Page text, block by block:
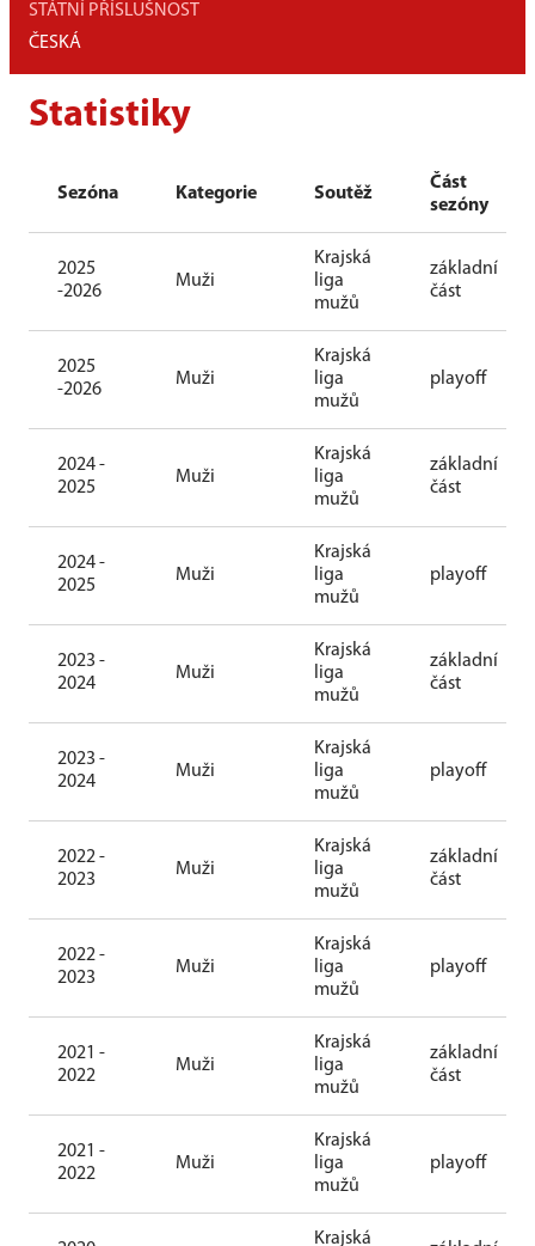
STÁTNÍ PŘÍSLUŠNOST
ČESKÁ
Statistiky
Sezóna Kategorie Soutěž
Část
sezóny
2025
-2026
Muži
Krajská
liga
mužů
základní
část
2025
-2026
Muži
Krajská
liga
mužů
playoff
2024 -
2025
Muži
Krajská
liga
mužů
základní
část
2024 -
2025
Muži
Krajská
liga
mužů
playoff
2023 -
2024
Muži
Krajská
liga
mužů
základní
část
2023 -
2024
Muži
Krajská
liga
mužů
playoff
2022 -
2023
Muži
Krajská
liga
mužů
základní
část
2022 -
2023
Muži
Krajská
liga
mužů
playoff
2021 -
2022
Muži
Krajská
liga
mužů
základní
část
2021 -
2022
Muži
Krajská
liga
mužů
playoff
Krajská